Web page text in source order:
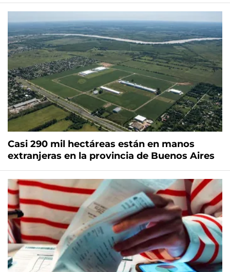
Casi 290 mil hectáreas están en manos
extranjeras en la provincia de Buenos Aires